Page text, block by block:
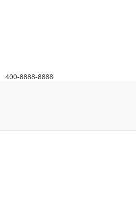
400-8888-8888